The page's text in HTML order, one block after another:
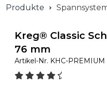
Produkte
Kreg® Classic
76 mm
Artikel-Nr. KHC-PREMIUM